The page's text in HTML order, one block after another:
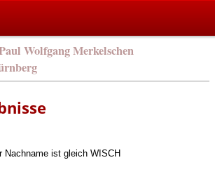
Wolfgang Merkelschen
Nachname ist gleich WISCH